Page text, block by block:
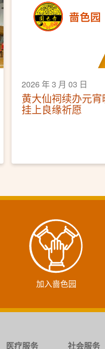
2026 年 3 月 03 日
黄大仙祠续办元
挂上良缘祈愿
加入啬色园
医疗服务 社会服务